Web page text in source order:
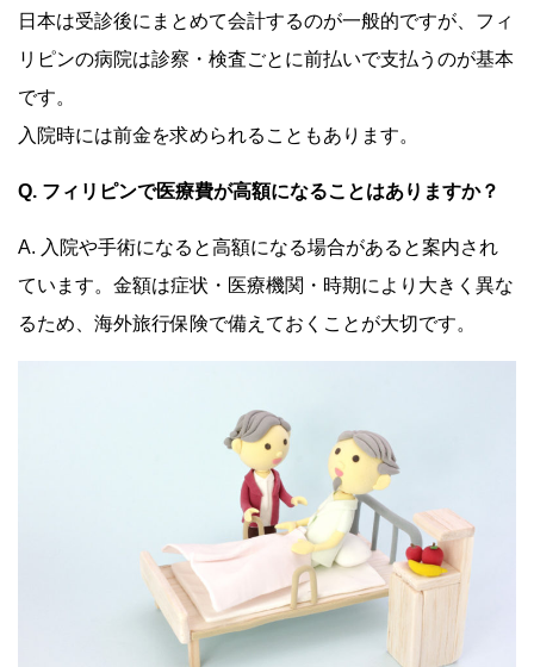
日本は受診後にまとめて会計するのが一般的ですが、フィ
リピンの病院は診察・検査ごとに前払いで支払うのが基本
です。
入院時には前金を求められることもあります。
Q. フィリピンで医療費が高額になることはありますか？
A. 入院や手術になると高額になる場合があると案内され
ています。金額は症状・医療機関・時期により大きく異な
るため、海外旅行保険で備えておくことが大切です。